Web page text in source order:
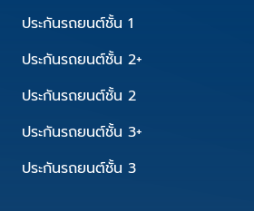
ประกันรถยนต์ชั้น 1
ประกันรถยนต์ชั้น 2+
ประกันรถยนต์ชั้น 2
ประกันรถยนต์ชั้น 3+
ประกันรถยนต์ชั้น 3